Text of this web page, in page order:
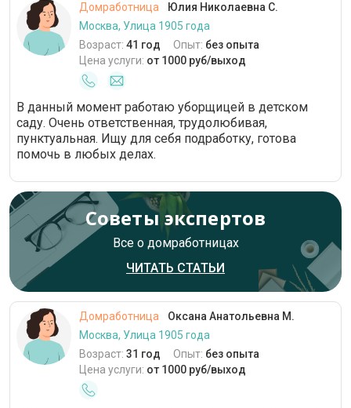
Домработница
Юлия Николаевна С.
Москва, Улица 1905 года
Возраст: 41 год Опыт: без опыта
Цена услуги: от 1000 руб/выход
В данный момент работаю уборщицей в детском
саду. Очень ответственная, трудолюбивая,
пунктуальная. Ищу для себя подработку, готова
помочь в любых делах.
Советы экспертов
Все о домработницах
ЧИТАТЬ СТАТЬИ
Домработница
Оксана Анатольевна М.
Москва, Улица 1905 года
Возраст: 31 год Опыт: без опыта
Цена услуги: от 1000 руб/выход